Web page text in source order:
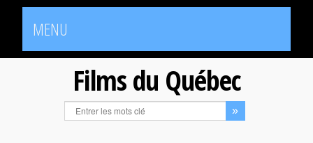
MENU
Films du Québec